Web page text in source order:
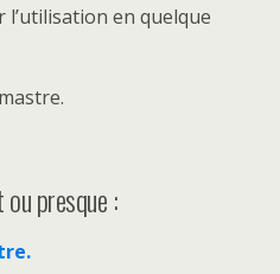
l’utilisation en quelque
presque :